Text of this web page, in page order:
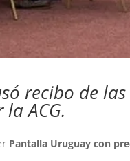
recibo de
ACG.
Pantalla Uruguay con